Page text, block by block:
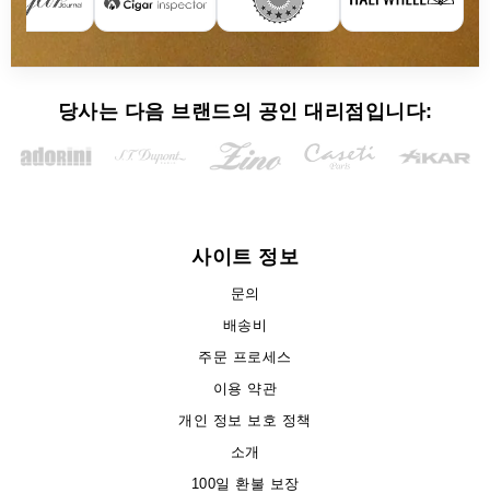
당사는 다음 브랜드의 공인 대리점입니다:
사이트 정보
문의
배송비
주문 프로세스
이용 약관
개인 정보 보호 정책
소개
100일 환불 보장